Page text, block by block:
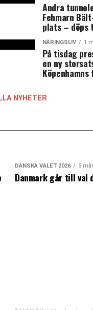
Andra
Fehmarn
plats – döps
NÄRINGSLIV 1
På tisdag
en ny
NYHETER
DANSKA VALET 2026 5
Danmark går till val